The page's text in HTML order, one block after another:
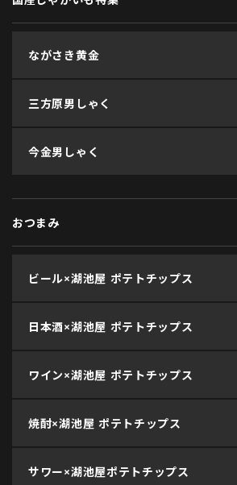
ながさき黄金
三方原男しゃく
今金男しゃく
おつまみ
ビール×湖池屋 ポテトチップス
日本酒×湖池屋 ポテトチップス
ワイン×湖池屋 ポテトチップス
焼酎×湖池屋 ポテトチップス
サワー×湖池屋ポテトチップス